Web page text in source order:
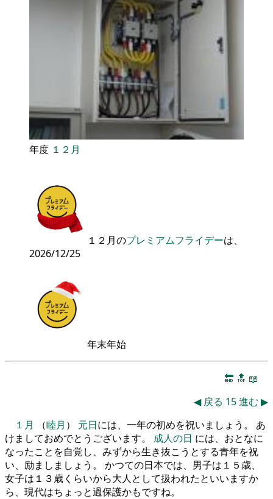
年度 １２月
１２月のプレミアムフライデーは、
2026/12/25
年末年始
🔚 🔝 📖
◀ 戻る 15進む ▶
１月
（睦月 ） 元日には、一年の初めを祝いましょう。 あ
けましておめでとうございます。 成人の日 には、おとなに
なったことを自覚し、みずから生き抜こうとする青年を祝
い、励ましましょう。 かつての日本では、男子は１５歳、
女子は１３歳くらいから大人として扱われたといいますか
ら、現代はちょっと過保護かもですね。